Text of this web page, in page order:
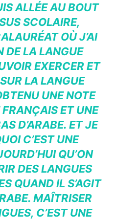
ALLÉE AU BOUT
SCOLAIRE,
OÙ J’AI
DE LA LANGUE
EXERCER ET
LA LANGUE
UNE NOTE
ET UNE
D’ARABE. ET JE
C’EST UNE
QU’ON
DES LANGUES
QUAND IL S’AGIT
MAÎTRISER
C’EST UNE